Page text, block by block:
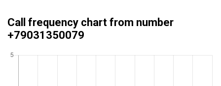
Call frequency chart from number
+79031350079